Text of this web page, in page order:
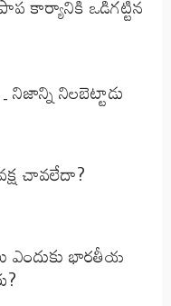
నిజాన్ని నిలబెట్టాడు
చావలేదా?
ఎందుకు భారతీయ